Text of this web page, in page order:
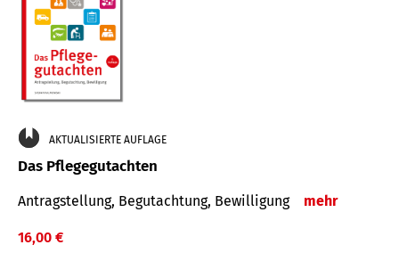
AKTUALISIERTE AUFLAGE
Das Pflegegutachten
Antragstellung, Begutachtung, Bewilligung mehr
16,00 €